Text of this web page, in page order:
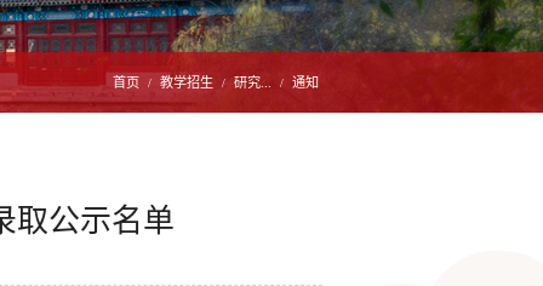
首页 / 教学招生 / 研究... / 通知
取公示名单